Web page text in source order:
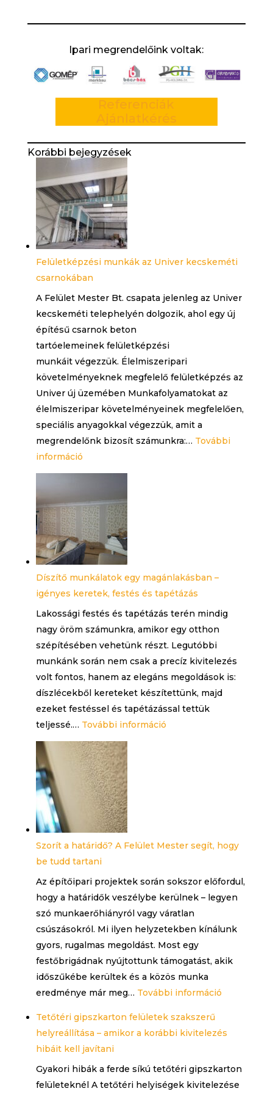
Ipari megrendelőink voltak:
Referenciák
Ajánlatkérés
Korábbi bejegyzések
Felületképzési munkák az Univer kecskeméti
csarnokában
A Felület Mester Bt. csapata jelenleg az Univer
kecskeméti telephelyén dolgozik, ahol egy új
építésű csarnok beton
tartóelemeinek felületképzési
munkáit végezzük. Élelmiszeripari
követelményeknek megfelelő felületképzés az
Univer új üzemében Munkafolyamatokat az
élelmiszeripar követelményeinek megfelelően,
speciális anyagokkal végezzük, amit a
megrendelőnk bizosít számunkra:… További
információ:
Felületképzési
az
Univer
kecskeméti
csarnokában
Díszítő munkálatok egy magánlakásban –
igényes keretek, festés és tapétázás
Lakossági festés és tapétázás terén mindig
nagy öröm számunkra, amikor egy otthon
szépítésében vehetünk részt. Legutóbbi
munkánk során nem csak a precíz kivitelezés
volt fontos, hanem az elegáns megoldások is:
díszlécekből kereteket készítettünk, majd
ezeket festéssel és tapétázással tettük
teljessé.… További információ:
festés
tapétázás
Szorít a határidő? A Felület Mester segít, hogy
be tudd tartani
Az építőipari projektek során sokszor előfordul,
hogy a határidők veszélybe kerülnek – legyen
szó munkaerőhiányról vagy váratlan
csúszásokról. Mi ilyen helyzetekben kínálunk
gyors, rugalmas megoldást. Most egy
festőbrigádnak nyújtottunk támogatást, akik
időszűkébe kerültek és a közös munka
eredménye már meg… További információ:
határidő?
Felület
Mester
Tetőtéri gipszkarton felületek szakszerű
helyreállítása – amikor a korábbi kivitelezés
hibáit kell javítani
Gyakori hibák a ferde síkú tetőtéri gipszkarton
felületeknél A tetőtéri helyiségek kivitelezése